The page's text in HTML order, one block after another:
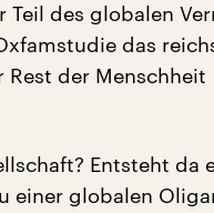
des globalen
das
der Menschheit
Entsteht da
einer globalen